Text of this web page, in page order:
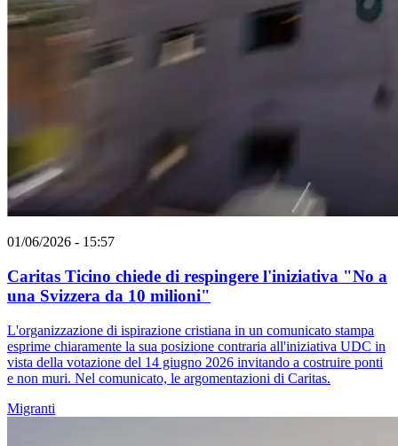
01/06/2026 - 15:57
Caritas Ticino chiede di respingere l'iniziativa "No a
una Svizzera da 10 milioni"
L'organizzazione di ispirazione cristiana in un comunicato stampa
esprime chiaramente la sua posizione contraria all'iniziativa UDC in
vista della votazione del 14 giugno 2026 invitando a costruire ponti
e non muri. Nel comunicato, le argomentazioni di Caritas.
Migranti